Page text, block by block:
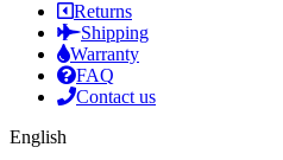
Returns
Shipping
Warranty
FAQ
Contact us
English